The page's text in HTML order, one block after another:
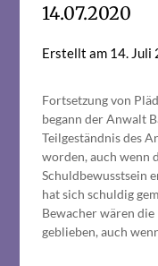
14.07.2020
Erstellt am 14. Juli
Fortsetzung von
begann der Anwalt
Teilgeständnis des
worden, auch wenn
Schuldbewusstsein
hat sich schuldig
Bewacher wären
geblieben, auch